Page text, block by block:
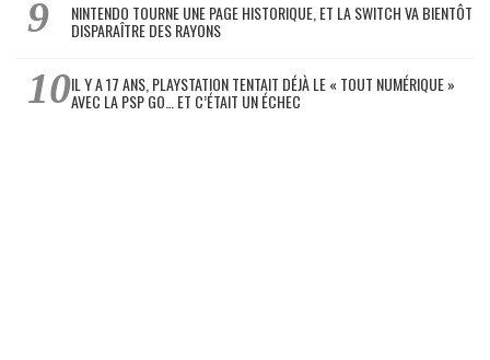
NINTENDO TOURNE UNE PAGE HISTORIQUE, ET LA SWITCH VA BIENTÔT
DISPARAÎTRE DES RAYONS
IL Y A 17 ANS, PLAYSTATION TENTAIT DÉJÀ LE « TOUT NUMÉRIQUE »
AVEC LA PSP GO… ET C’ÉTAIT UN ÉCHEC